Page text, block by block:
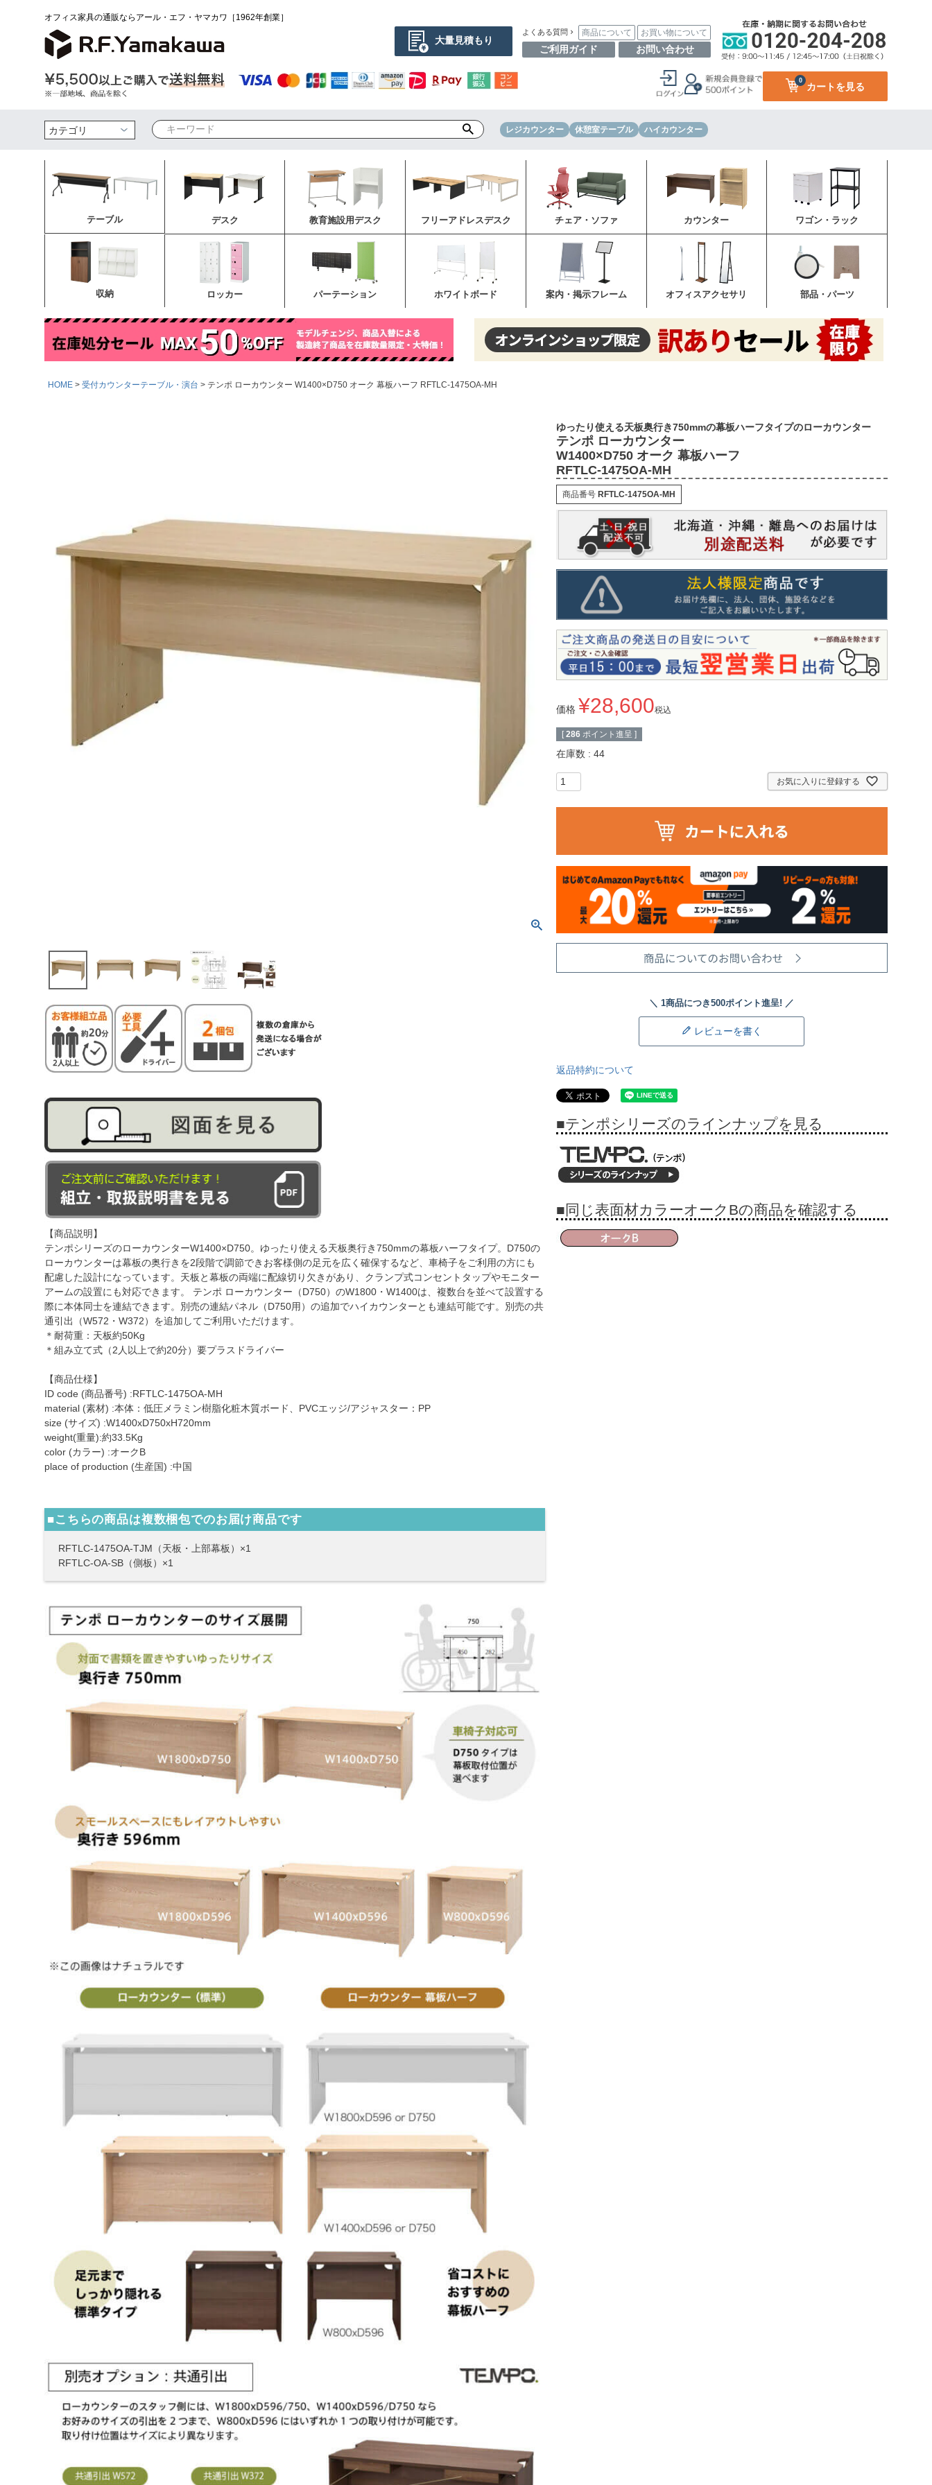
オフィス家具の通販ならアール・エフ・ヤマカワ［1962年創業］
大量見積もり
よくある質問 商品について お買い物について
ご利用ガイド お問い合わせ
カートを見る
0
検索 レジカウンター 休憩室テーブル ハイカウンター
テーブル デスク 教育施設用デスク フリーアドレスデスク チェア・ソファ カウンター ワゴン・ラック
収納 ロッカー パーテーション ホワイトボード 案内・掲示フレーム オフィスアクセサリ 部品・パーツ
HOME 受付カウンターテーブル・演台 テンポ ローカウンター W1400×D750 オーク 幕板ハーフ RFTLC-1475OA-MH
【商品説明】
テンポシリーズのローカウンターW1400×D750。ゆったり使える天板奥行き750mmの幕板ハーフタイプ。D750の
ローカウンターは幕板の奥行きを2段階で調節できお客様側の足元を広く確保するなど、車椅子をご利用の方にも
配慮した設計になっています。天板と幕板の両端に配線切り欠きがあり、クランプ式コンセントタップやモニター
アームの設置にも対応できます。 テンポ ローカウンター（D750）のW1800・W1400は、複数台を並べて設置する
際に本体同士を連結できます。別売の連結パネル（D750用）の追加でハイカウンターとも連結可能です。別売の共
通引出（W572・W372）を追加してご利用いただけます。
＊耐荷重：天板約50Kg
＊組み立て式（2人以上で約20分）要プラスドライバー
【商品仕様】
ID code (商品番号) :RFTLC-1475OA-MH
material (素材) :本体：低圧メラミン樹脂化粧木質ボード、PVCエッジ/アジャスター：PP
size (サイズ) :W1400xD750xH720mm
weight(重量):約33.5Kg
color (カラー) :オークB
place of production (生産国) :中国
■こちらの商品は複数梱包でのお届け商品です
RFTLC-1475OA-TJM（天板・上部幕板）×1
RFTLC-OA-SB（側板）×1
ゆったり使える天板奥行き750mmの幕板ハーフタイプのローカウンター
テンポ ローカウンター
W1400×D750 オーク 幕板ハーフ
RFTLC-1475OA-MH
商品番号 RFTLC-1475OA-MH
価格 ¥28,600税込
[ 286 ポイント進呈 ]
在庫数 44
お気に入りに登録する
レビューを書く
返品特約について
■テンポシリーズのラインナップを見る
■同じ表面材カラーオークBの商品を確認する